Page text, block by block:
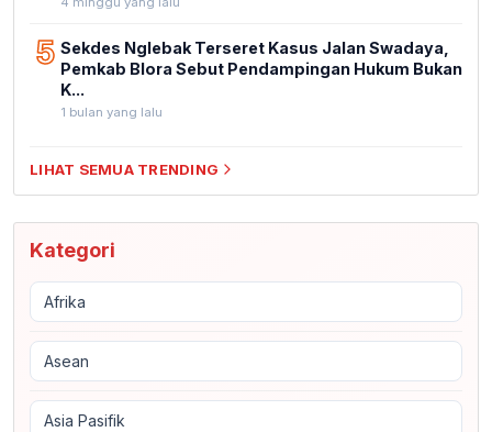
5 Sekdes Nglebak Terseret Kasus Jalan Swadaya,
Pemkab Blora Sebut Pendampingan Hukum Bukan
K...
1 bulan yang lalu
LIHAT SEMUA TRENDING
Kategori
Afrika
Asean
Asia Pasifik